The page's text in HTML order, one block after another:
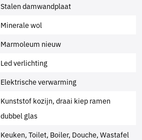
Stalen damwandplaat
Minerale wol
Marmoleum nieuw
Led verlichting
Elektrische verwarming
Kunststof kozijn, draai kiep ramen
dubbel glas
Keuken, Toilet, Boiler, Douche, Wastafel